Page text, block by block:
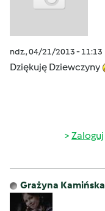
ndz., 04/21/2013 - 11:13
Dziękuję Dziewczyny
Zaloguj
Grażyna Kamińska